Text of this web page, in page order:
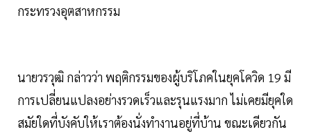
กระทรวงอุตสาหกรรม
นายวรวุฒิ กล่าวว่า พฤติกรรมของผู้บริโภคในยุคโควิด 19 มี
การเปลี่ยนแปลงอย่างรวดเร็วและรุนแรงมาก ไม่เคยมียุคใด
สมัยใดที่บังคับให้เราต้องนั่งทำงานอยู่ที่บ้าน ขณะเดียวกัน